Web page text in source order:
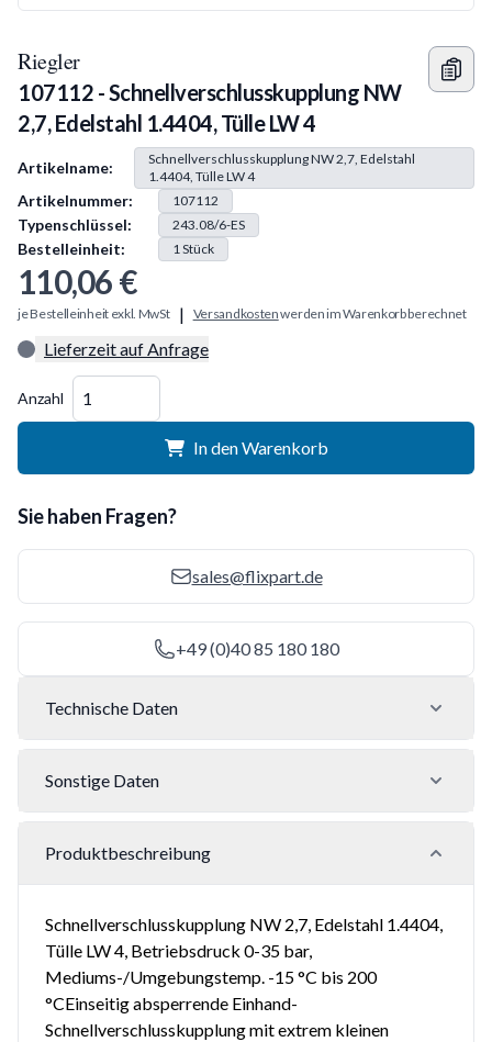
Riegler
107112 - Schnellverschlusskupplung NW
2,7, Edelstahl 1.4404, Tülle LW 4
Produkt Information
Artikelname:
Schnellverschlusskupplung NW 2,7, Edelstahl
1.4404, Tülle LW 4
Artikelnummer: 107112
Typenschlüssel: 243.08/6-ES
Bestelleinheit: 1Stück
110,06 €
je Bestelleinheit exkl. MwSt | Versandkostenwerden im Warenkorb berechnet
Lieferzeit auf Anfrage
Anzahl
In den Warenkorb
Sie haben Fragen?
sales@flixpart.de
+49 (0)40 85 180 180
Technische Daten
Sonstige Daten
Produktbeschreibung
Schnellverschlusskupplung NW 2,7, Edelstahl 1.4404,
Tülle LW 4, Betriebsdruck 0-35 bar,
Mediums-/Umgebungstemp. -15 °C bis 200
°CEinseitig absperrende Einhand-
Schnellverschlusskupplung mit extrem kleinen